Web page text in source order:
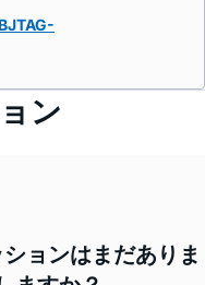
ン
ョンはまだありま